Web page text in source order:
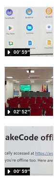
00′ 59″
02′ 52″
00′ 59″